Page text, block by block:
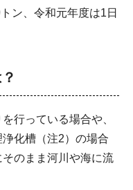
ン、令和元年度は1日
行っている場合や、
化槽（注2）の場合
のまま河川や海に流